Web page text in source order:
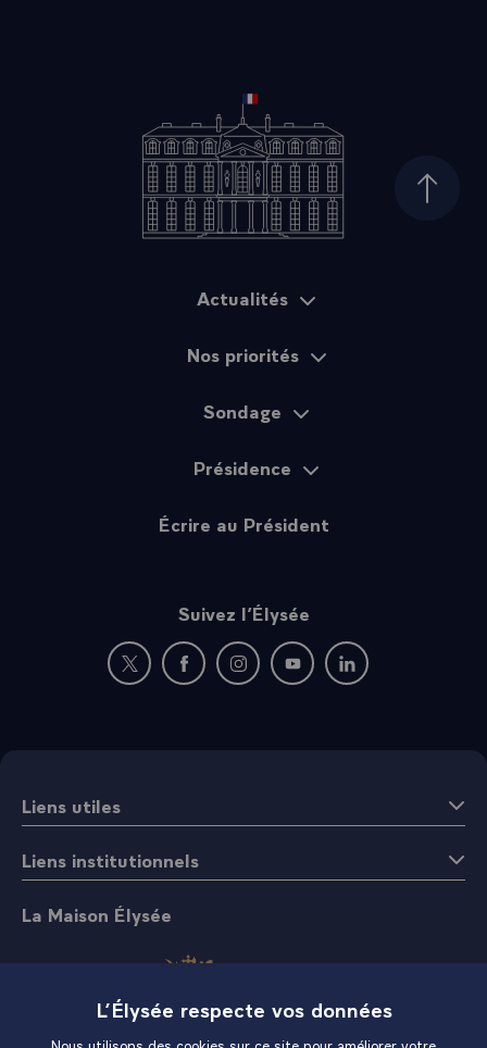
Haut
Actualités
Nos priorités
Sondage
Présidence
Écrire au Président
Suivez l’Élysée
Nouvelle fenêtre : rejoignez-nous sur Twitter
Nouvelle fenêtre : rejoignez-nous sur
Nouvelle fenêtre : rejoignez-nous
Nouvelle fenêtre :
Nouvelle fenêtre :
Liens utiles
Liens institutionnels
La Maison Élysée
L’Élysée respecte vos données